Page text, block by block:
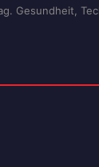
Gesundheit,